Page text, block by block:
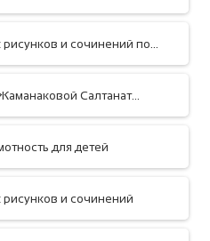
рисунков и сочинений по
Салтанат
для детей
рисунков и сочинений